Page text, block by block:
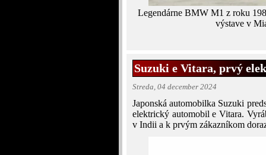
Legendárne BMW M1 z roku
výstave v
Suzuki e Vitara, prvý
Streda, 04 december 2024
Japonská automobilka Suzuki
elektrický automobil e Vitara.
v Indii a k prvým zákazníkom